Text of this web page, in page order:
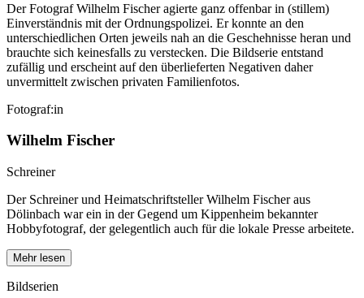
Der Fotograf Wilhelm Fischer agierte ganz offenbar in (stillem)
Einverständnis mit der Ordnungspolizei. Er konnte an den
unterschiedlichen Orten jeweils nah an die Geschehnisse heran und
brauchte sich keinesfalls zu verstecken. Die Bildserie entstand
zufällig und erscheint auf den überlieferten Negativen daher
unvermittelt zwischen privaten Familienfotos.
Fotograf:in
Wilhelm Fischer
Schreiner
Der Schreiner und Heimatschriftsteller Wilhelm Fischer aus
Dölinbach war ein in der Gegend um Kippenheim bekannter
Hobbyfotograf, der gelegentlich auch für die lokale Presse arbeitete.
Mehr lesen
Bildserien